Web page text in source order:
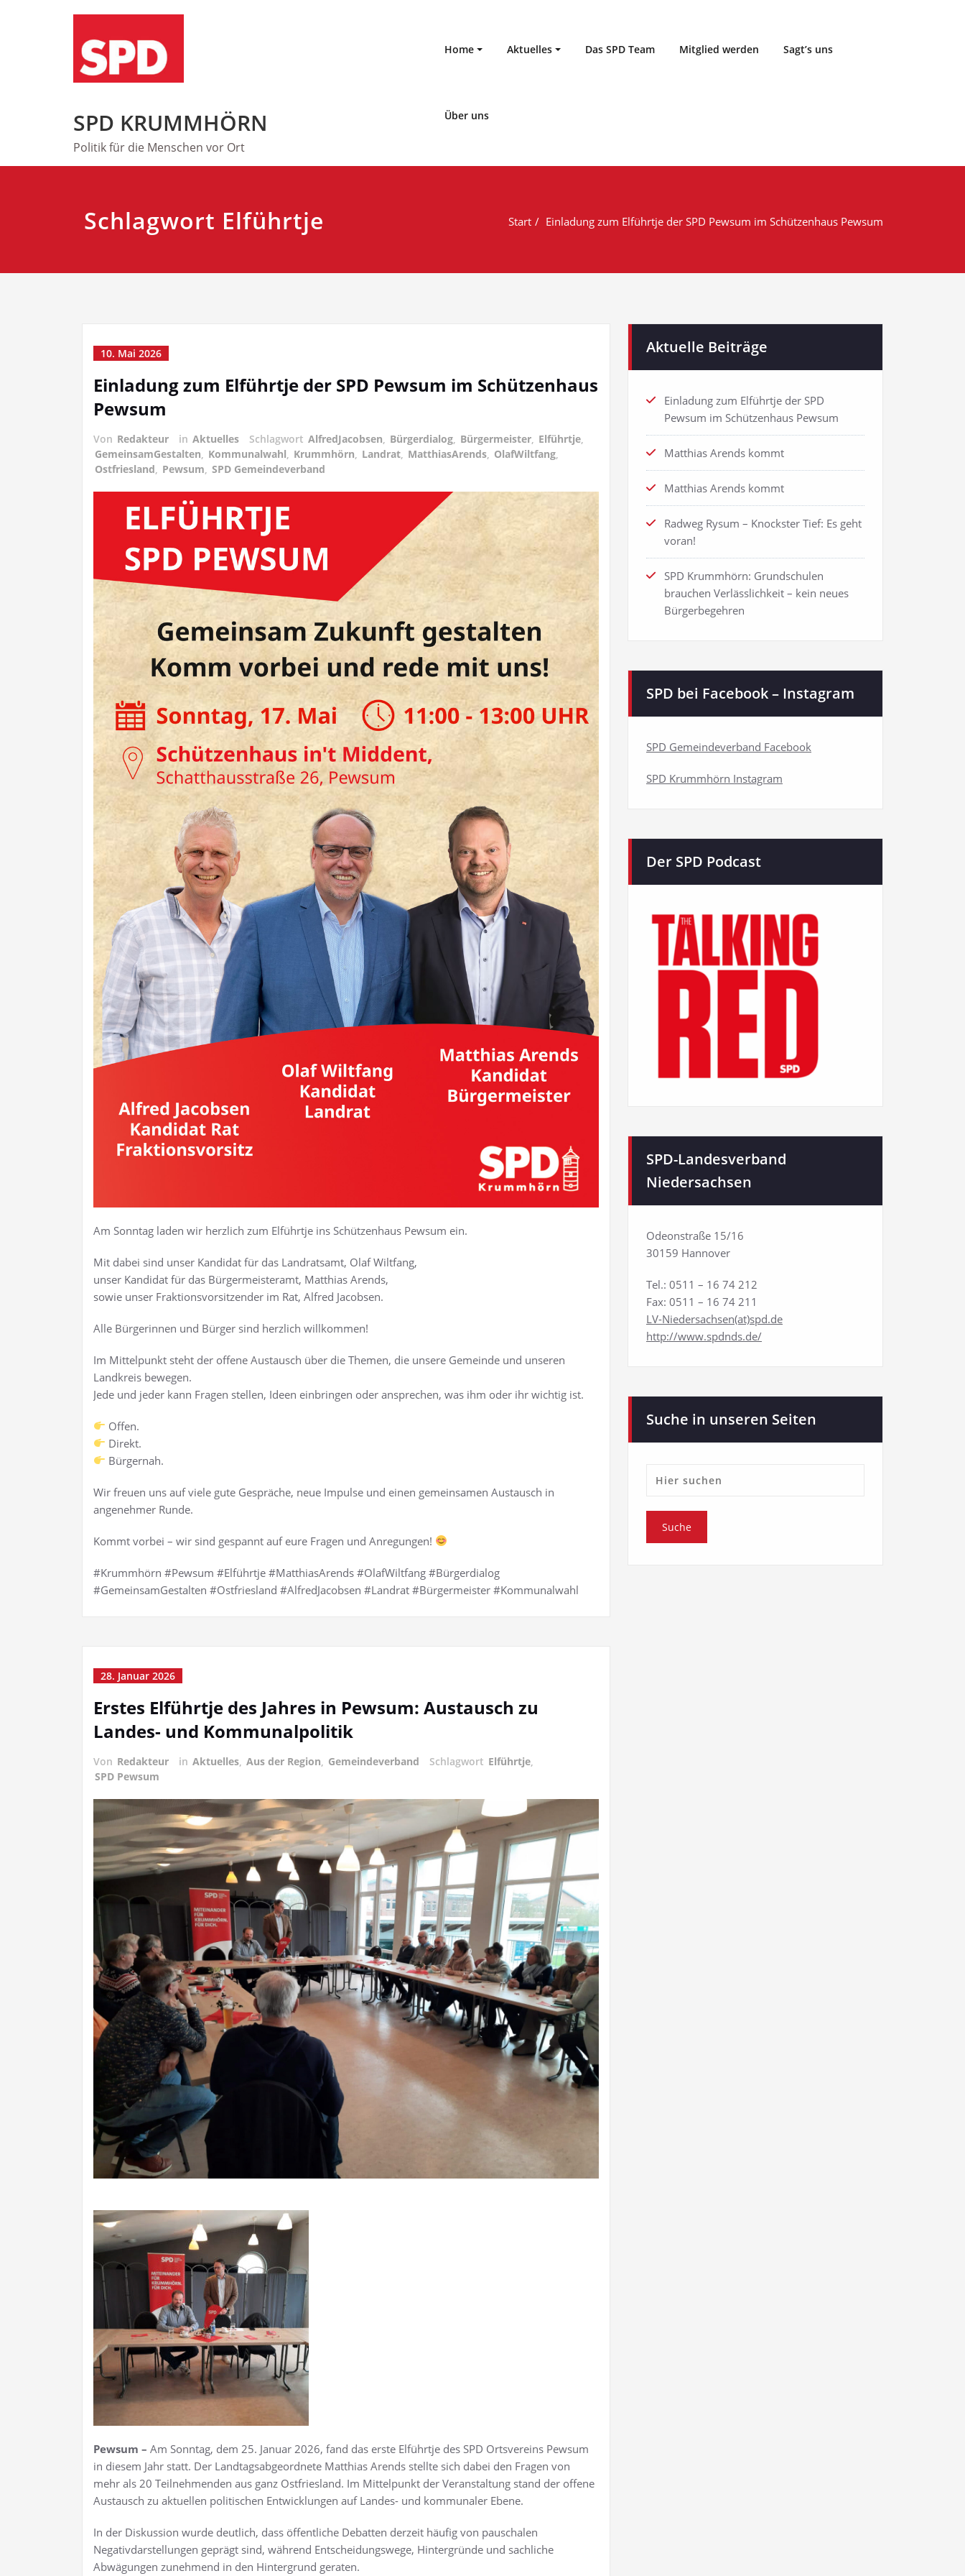
SPD KRUMMHÖRN
Politik für die Menschen vor Ort
Home Aktuelles Das SPD Team Mitglied werden Sagt’s uns
Über uns
Schlagwort Elführtje Start Einladung zum Elführtje der SPD Pewsum im Schützenhaus Pewsum
10. Mai 2026
Einladung zum Elführtje der SPD Pewsum im Schützenhaus
Pewsum
Von Redakteur in Aktuelles Schlagwort AlfredJacobsen Bürgerdialog Bürgermeister Elführtje
GemeinsamGestalten
Kommunalwahl Krummhörn Landrat MatthiasArends OlafWiltfang
Ostfriesland
Pewsum SPD Gemeindeverband
Am Sonntag laden wir herzlich zum Elführtje ins Schützenhaus Pewsum ein.
Mit dabei sind unser Kandidat für das Landratsamt, Olaf Wiltfang,
unser Kandidat für das Bürgermeisteramt, Matthias Arends,
sowie unser Fraktionsvorsitzender im Rat, Alfred Jacobsen.
Alle Bürgerinnen und Bürger sind herzlich willkommen!
Im Mittelpunkt steht der offene Austausch über die Themen, die unsere Gemeinde und unseren
Landkreis bewegen.
Jede und jeder kann Fragen stellen, Ideen einbringen oder ansprechen, was ihm oder ihr wichtig ist.
Offen.
Direkt.
Bürgernah.
Wir freuen uns auf viele gute Gespräche, neue Impulse und einen gemeinsamen Austausch in
angenehmer Runde.
Kommt vorbei – wir sind gespannt auf eure Fragen und Anregungen!
#Krummhörn #Pewsum #Elführtje #MatthiasArends #OlafWiltfang #Bürgerdialog
#GemeinsamGestalten #Ostfriesland #AlfredJacobsen #Landrat #Bürgermeister #Kommunalwahl
28. Januar 2026
Erstes Elführtje des Jahres in Pewsum: Austausch zu
Landes- und Kommunalpolitik
Von Redakteur in Aktuelles Aus der Region Gemeindeverband Schlagwort Elführtje
SPD Pewsum
Pewsum – Am Sonntag, dem 25. Januar 2026, fand das erste Elführtje des SPD Ortsvereins Pewsum
in diesem Jahr statt. Der Landtagsabgeordnete Matthias Arends stellte sich dabei den Fragen von
mehr als 20 Teilnehmenden aus ganz Ostfriesland. Im Mittelpunkt der Veranstaltung stand der offene
Austausch zu aktuellen politischen Entwicklungen auf Landes- und kommunaler Ebene.
In der Diskussion wurde deutlich, dass öffentliche Debatten derzeit häufig von pauschalen
Negativdarstellungen geprägt sind, während Entscheidungswege, Hintergründe und sachliche
Abwägungen zunehmend in den Hintergrund geraten.
Aktuelle Beiträge
Einladung zum Elführtje der SPD
Pewsum im Schützenhaus Pewsum
Matthias Arends kommt
Matthias Arends kommt
Radweg Rysum – Knockster Tief: Es geht
voran!
SPD Krummhörn: Grundschulen
brauchen Verlässlichkeit – kein neues
Bürgerbegehren
SPD bei Facebook – Instagram
SPD Gemeindeverband Facebook
SPD Krummhörn Instagram
Der SPD Podcast
SPD-Landesverband
Niedersachsen
Odeonstraße 15/16
30159 Hannover
Tel.: 0511 – 16 74 212
Fax: 0511 – 16 74 211
LV-Niedersachsen(at)spd.de
http://www.spdnds.de/
Suche in unseren Seiten